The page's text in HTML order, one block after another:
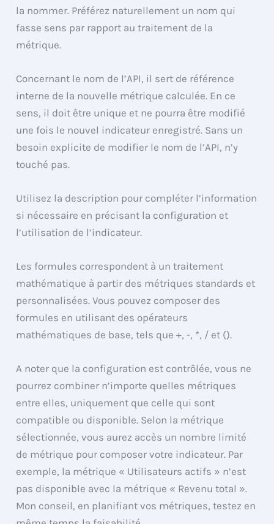
la nommer. Préférez naturellement un nom qui
fasse sens par rapport au traitement de la
métrique.
Concernant le nom de l’API, il sert de référence
interne de la nouvelle métrique calculée. En ce
sens, il doit être unique et ne pourra être modifié
une fois le nouvel indicateur enregistré. Sans un
besoin explicite de modifier le nom de l’API, n’y
touché pas.
Utilisez la description pour compléter l’information
si nécessaire en précisant la configuration et
l’utilisation de l’indicateur.
Les formules correspondent à un traitement
mathématique à partir des métriques standards et
personnalisées. Vous pouvez composer des
formules en utilisant des opérateurs
mathématiques de base, tels que +, -, *, / et ().
A noter que la configuration est contrôlée, vous ne
pourrez combiner n’importe quelles métriques
entre elles, uniquement que celle qui sont
compatible ou disponible. Selon la métrique
sélectionnée, vous aurez accès un nombre limité
de métrique pour composer votre indicateur. Par
exemple, la métrique « Utilisateurs actifs » n’est
pas disponible avec la métrique « Revenu total ».
Mon conseil, en planifiant vos métriques, testez en